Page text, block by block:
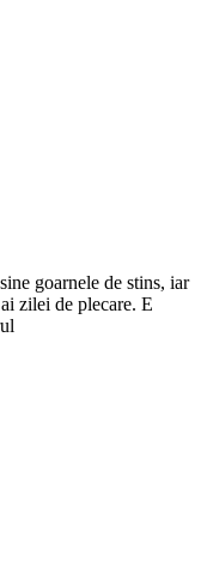
goarnele de stins, iar
zilei de plecare. E